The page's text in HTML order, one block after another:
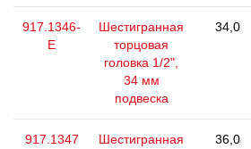
917.1346-
E
Шестигранная
торцовая
головка 1/2",
34 мм
подвеска
34,0
917.1347
Шестигранная
36,0